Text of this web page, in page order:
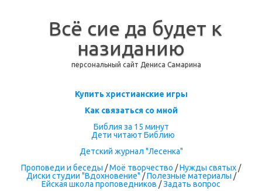
Всё сие да будет к
назиданию
персональный сайт Дениса Самарина
Перейти к содержимому
Купить христианские игры
Как связаться со мной
Библия за 15 минут
Дети читают Библию
Детский журнал "Лесенка"
Проповеди и беседы /Моё творчество /Нужды святых /
Диски студии "Вдохновение" /Полезные материалы /
Ейская школа проповедников /Задать вопрос